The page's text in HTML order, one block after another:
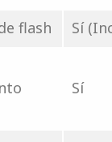
flash
Sí
Sí